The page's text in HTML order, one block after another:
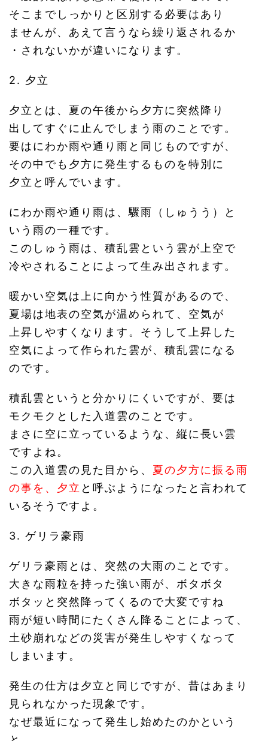
そこまでしっかりと区別する必要はあり
ませんが、あえて言うなら繰り返されるか
・されないかが違いになります。
2. 夕立
夕立とは、夏の午後から夕方に突然降り
出してすぐに止んでしまう雨のことです。
要はにわか雨や通り雨と同じものですが、
その中でも夕方に発生するものを特別に
夕立と呼んでいます。
にわか雨や通り雨は、驟雨（しゅうう）と
いう雨の一種です。
このしゅう雨は、積乱雲という雲が上空で
冷やされることによって生み出されます。
暖かい空気は上に向かう性質があるので、
夏場は地表の空気が温められて、空気が
上昇しやすくなります。そうして上昇した
空気によって作られた雲が、積乱雲になる
のです。
積乱雲というと分かりにくいですが、要は
モクモクとした入道雲のことです。
まさに空に立っているような、縦に長い雲
ですよね。
この入道雲の見た目から、 夏の夕方に振る雨
の事を、夕立 と呼ぶようになったと言われて
いるそうですよ。
3. ゲリラ豪雨
ゲリラ豪雨とは、突然の大雨のことです。
大きな雨粒を持った強い雨が、ボタボタ
ボタッと突然降ってくるので大変ですね
雨が短い時間にたくさん降ることによって、
土砂崩れなどの災害が発生しやすくなって
しまいます。
発生の仕方は夕立と同じですが、昔はあまり
見られなかった現象です。
なぜ最近になって発生し始めたのかという